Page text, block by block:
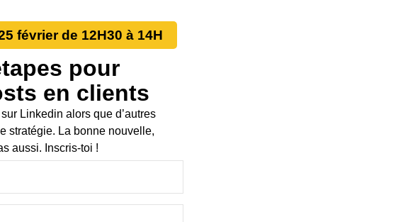
février de 12H30 à 14H
pour
en clients
Linkedin alors que d’autres
stratégie. La bonne nouvelle,
aussi. Inscris-toi !